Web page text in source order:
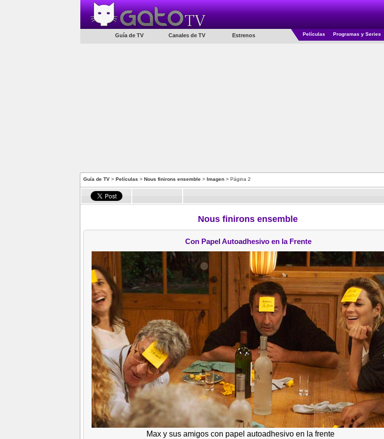
Guía de TV Canales de TV Estrenos Películas Programas y Series
Guía de TV > Películas > Nous finirons ensemble > Imagen > Página 2
Nous finirons ensemble
Con Papel Autoadhesivo en la Frente
Max y sus amigos con papel autoadhesivo en la frente